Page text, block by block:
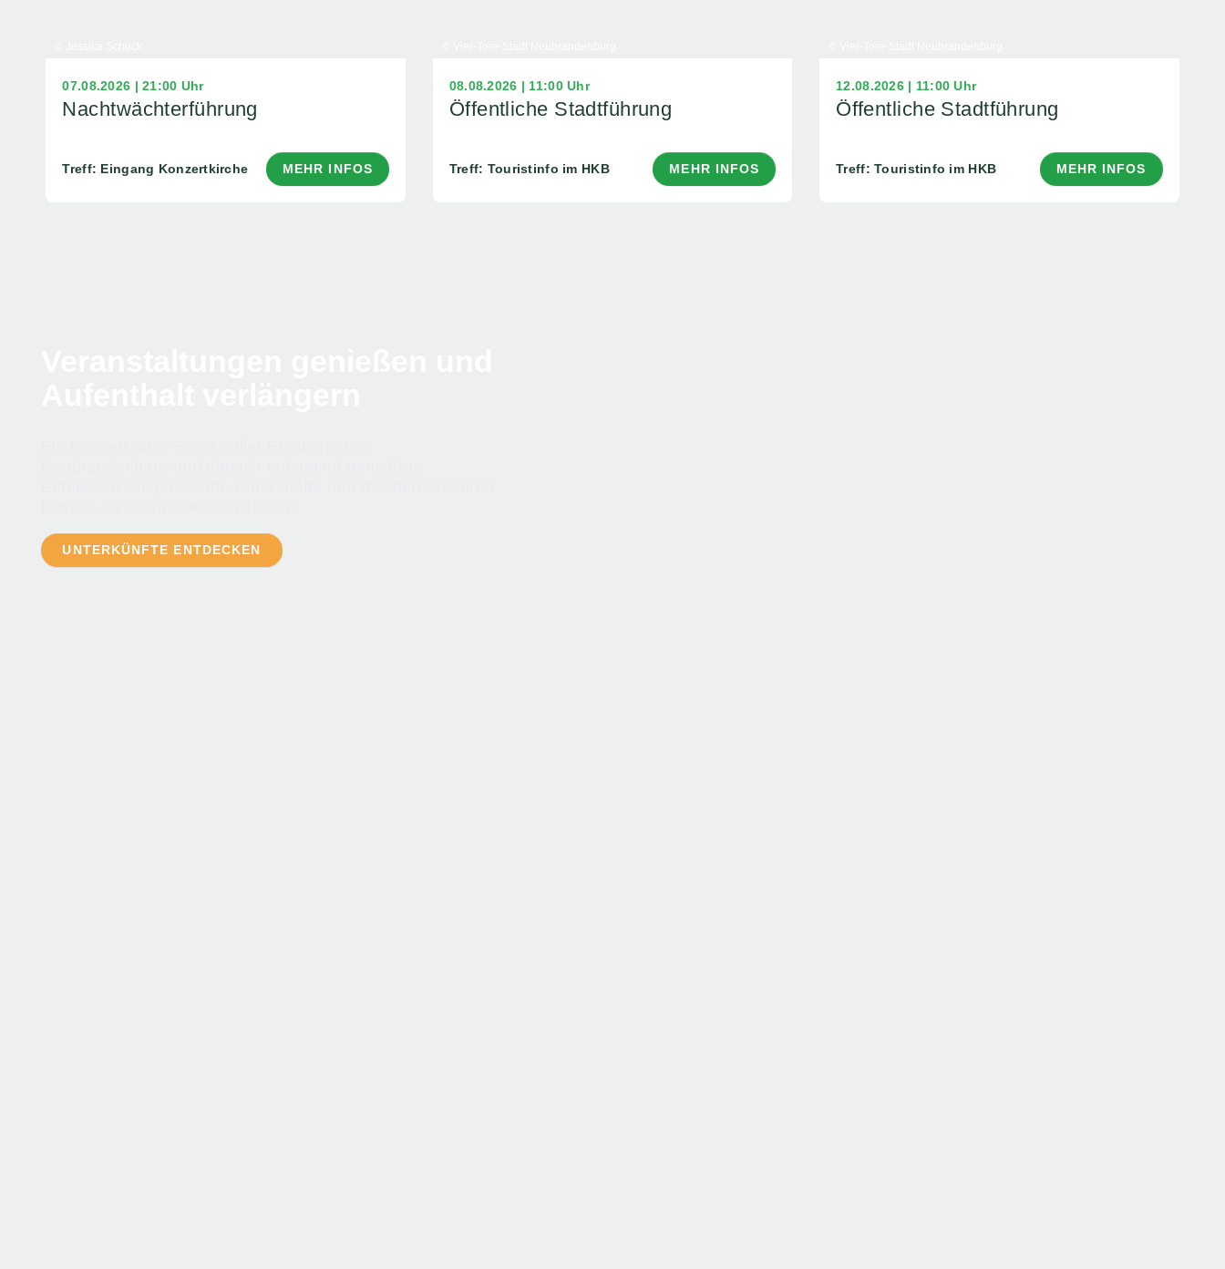
07.08.2026 | 21:00 Uhr
Nachtwächterführung
Treff: Eingang Konzertkirche MEHR INFOS
08.08.2026 | 11:00 Uhr
Öffentliche Stadtführung
Treff: Touristinfo im HKB MEHR INFOS
12.08.2026 | 11:00 Uhr
Öffentliche Stadtführung
Treff: Touristinfo im HKB MEHR INFOS
UNTERKÜNFTE ENTDECKEN